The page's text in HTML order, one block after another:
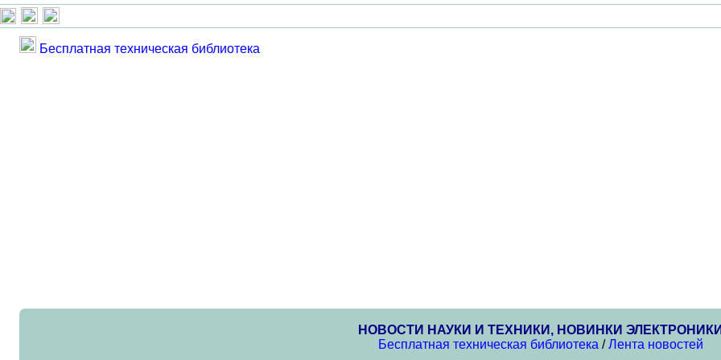
Бесплатная техническая библиотека
НОВОСТИ НАУКИ И ТЕХНИКИ, НОВИНКИ
Бесплатная техническая библиотека /Лента новостей